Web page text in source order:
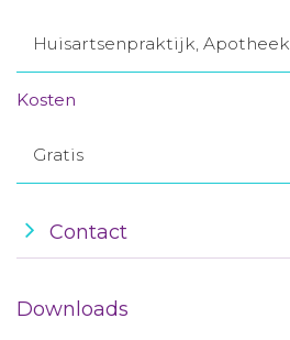
Huisartsenpraktijk, Apotheek
Kosten
Gratis
Contact
Downloads